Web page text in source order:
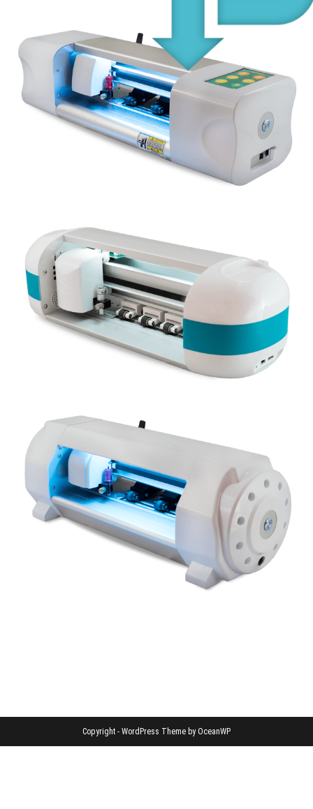
Copyright - WordPress Theme by OceanWP